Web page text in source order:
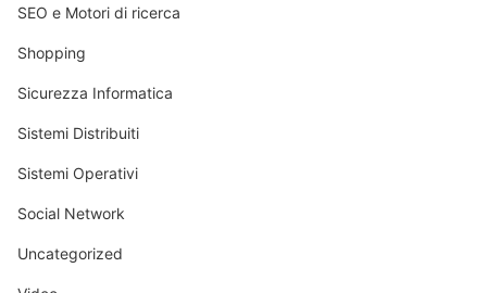
SEO e Motori di ricerca
Shopping
Sicurezza Informatica
Sistemi Distribuiti
Sistemi Operativi
Social Network
Uncategorized